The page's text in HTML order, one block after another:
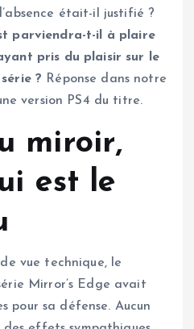
était-il justifié ?
parviendra-t-il à plaire
pris du plaisir sur le
? Réponse dans notre
version PS4 du titre.
miroir,
est le
vue technique, le
Mirror’s Edge avait
pour sa défense. Aucun